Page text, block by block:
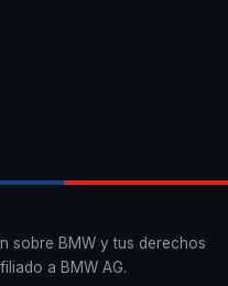
sobre BMW y tus derechos
a BMW AG.